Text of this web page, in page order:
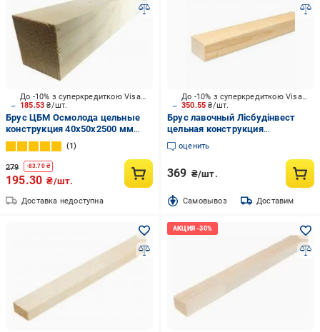
185.53₴/шт.
До -10% з суперкредиткою Visa Вигода
Брус ЦБМ Осмолода цельные
конструкция 40х50х2500 мм
карпатская ель
1
279 -83.70₴
195.30 ₴/шт.
Доставка недоступна
350.55₴/шт.
До -10% з суперкредиткою Visa Вигода
Брус лавочный Лісбудінвест
цельная конструкция
40х60х2000 мм карпатская ель
оценить
369 ₴/шт.
Cамовывоз Доставим